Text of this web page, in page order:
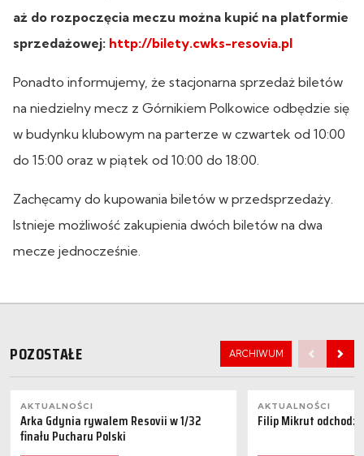
aż do rozpoczęcia meczu można kupić na platformie
sprzedażowej: http://bilety.cwks-resovia.pl
Ponadto informujemy, że stacjonarna sprzedaż biletów
na niedzielny mecz z Górnikiem Polkowice odbędzie się
w budynku klubowym na parterze w czwartek od 10:00
do 15:00 oraz w piątek od 10:00 do 18:00.
Zachęcamy do kupowania biletów w przedsprzedaży.
Istnieje możliwość zakupienia dwóch biletów na dwa
mecze jednocześnie.
POZOSTAŁE ARCHIWUM
AKTUALNOŚCI
Arka Gdynia rywalem Resovii w 1/32
finału Pucharu Polski
AKTUALNOŚCI
Filip Mikrut